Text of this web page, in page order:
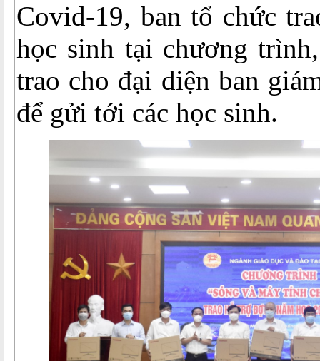
Covid-19, ban tổ chức
học sinh tại chương
trao cho đại diện ban
để gửi tới các học sinh.